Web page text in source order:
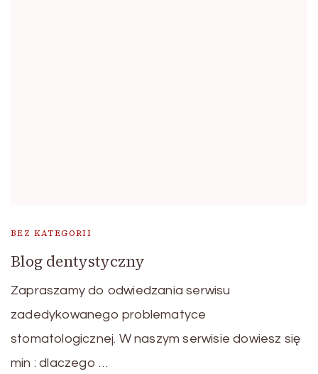
BEZ KATEGORII
Blog dentystyczny
Zapraszamy do odwiedzania serwisu
zadedykowanego problematyce
stomatologicznej. W naszym serwisie dowiesz się
min : dlaczego …